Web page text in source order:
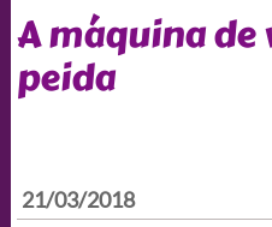
A máquina
peida
21/03/2018